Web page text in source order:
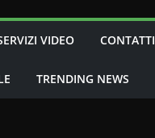
VIDEO CONTATTI
TRENDING NEWS